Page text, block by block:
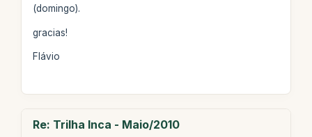
(domingo).
gracias!
Flávio
Re: Trilha Inca - Maio/2010